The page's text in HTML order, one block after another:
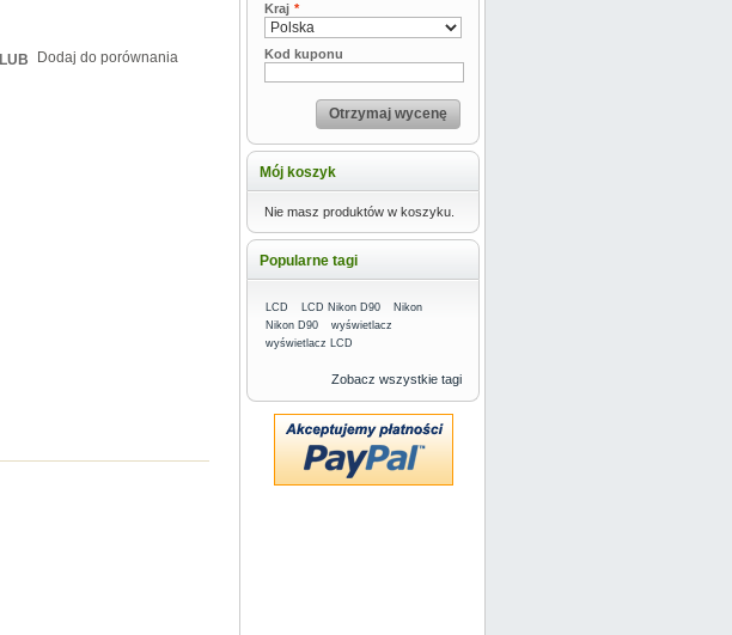
LUB Dodaj do porównania
*
Kraj
Kod kuponu
Otrzymaj wycenę
Mój koszyk
Nie masz produktów w koszyku.
Popularne tagi
LCD LCD Nikon D90
Nikon
Nikon D90
wyświetlacz
wyświetlacz LCD
Zobacz wszystkie tagi